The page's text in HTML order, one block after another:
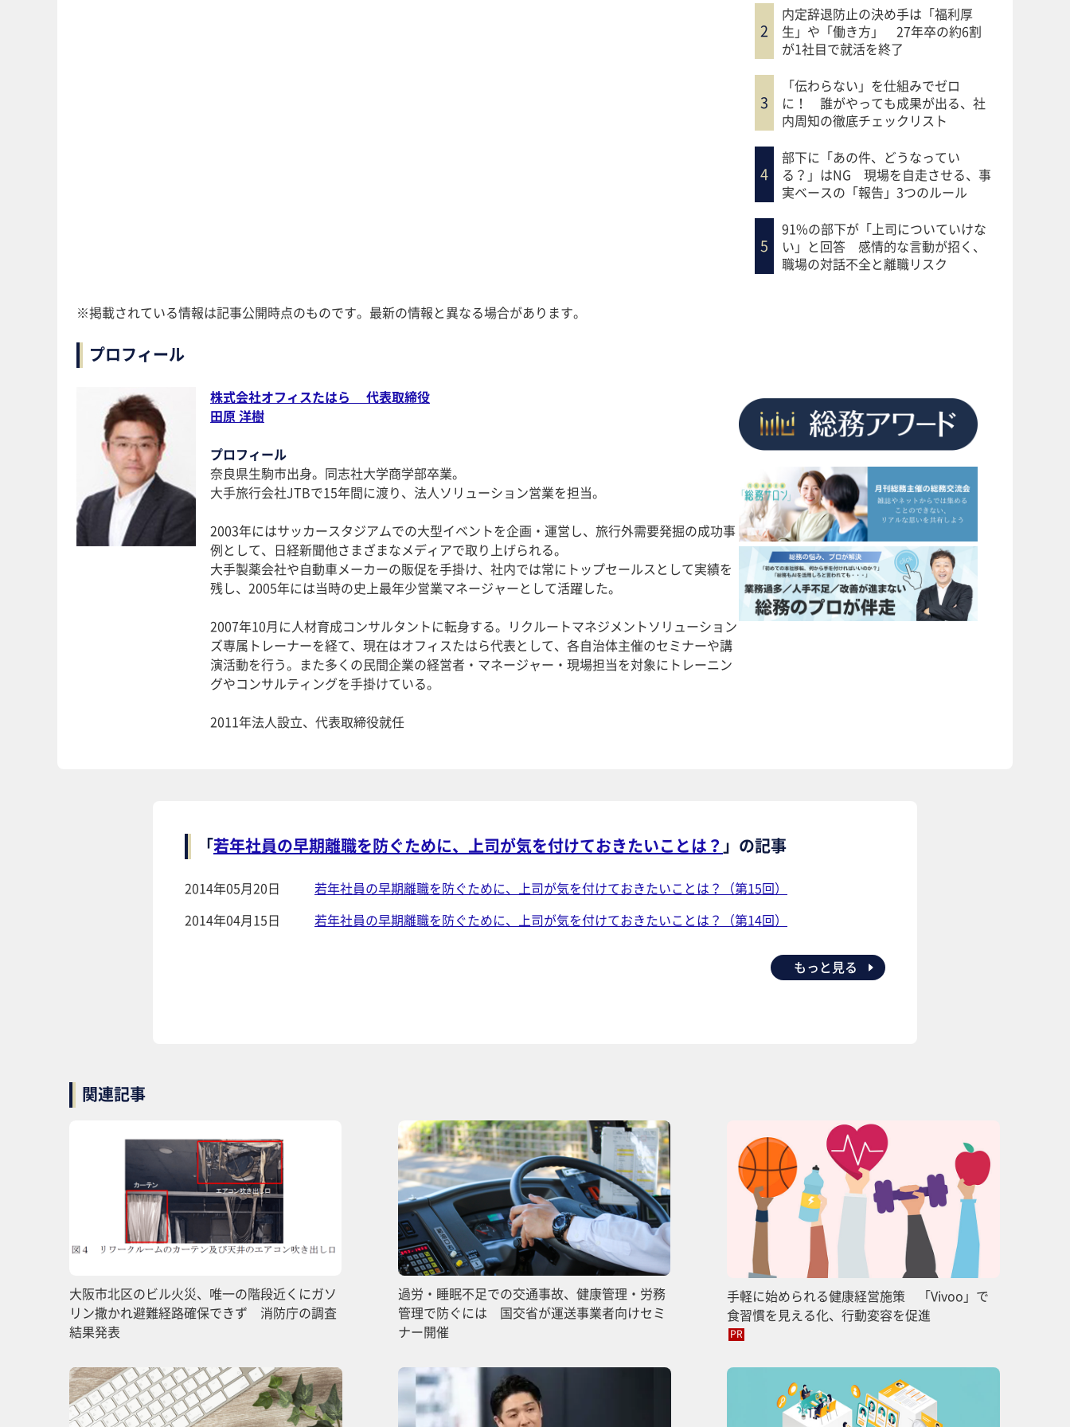
内定辞退防止の決め手は「福利厚
生」や「働き方」 27年卒の約6割
が1社目で就活を終了
「伝わらない」を仕組みでゼロ
に！ 誰がやっても成果が出る、社
内周知の徹底チェックリスト
部下に「あの件、どうなってい
る？」はNG 現場を自走させる、事
実ベースの「報告」3つのルール
91%の部下が「上司についていけな
い」と回答 感情的な言動が招く、
職場の対話不全と離職リスク
※掲載されている情報は記事公開時点のものです。最新の情報と異なる場合があります。
プロフィール
株式会社オフィスたはら 代表取締役
田原 洋樹
プロフィール
奈良県生駒市出身。同志社大学商学部卒業。
大手旅行会社JTBで15年間に渡り、法人ソリューション営業を担当。
2003年にはサッカースタジアムでの大型イベントを企画・運営し、旅行外需要発掘の成功事
例として、日経新聞他さまざまなメディアで取り上げられる。
大手製薬会社や自動車メーカーの販促を手掛け、社内では常にトップセールスとして実績を
残し、2005年には当時の史上最年少営業マネージャーとして活躍した。
2007年10月に人材育成コンサルタントに転身する。リクルートマネジメントソリューション
ズ専属トレーナーを経て、現在はオフィスたはら代表として、各自治体主催のセミナーや講
演活動を行う。また多くの民間企業の経営者・マネージャー・現場担当を対象にトレーニン
グやコンサルティングを手掛けている。
2011年法人設立、代表取締役就任
「若年社員の早期離職を防ぐために、上司が気を付けておきたいことは？」の記事
2014年05月20日
若年社員の早期離職を防ぐために、上司が気を付けておきたいことは？（第15回）
2014年04月15日
若年社員の早期離職を防ぐために、上司が気を付けておきたいことは？（第14回）
もっと見る
関連記事
大阪市北区のビル火災、唯一の階段近くにガソ
リン撒かれ避難経路確保できず 消防庁の調査
結果発表
過労・睡眠不足での交通事故、健康管理・労務
管理で防ぐには 国交省が運送事業者向けセミ
ナー開催
手軽に始められる健康経営施策 「Vivoo」で
食習慣を見える化、行動変容を促進
PR